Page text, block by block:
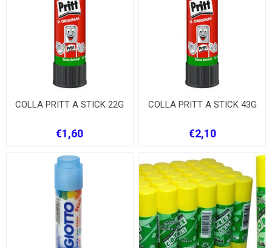
COLLA PRITT A STICK 22G
€1,60
COLLA PRITT A STICK 43G
€2,10